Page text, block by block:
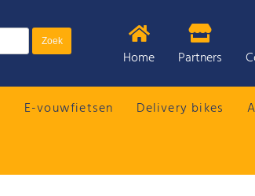
Home Partners
E-vouwfietsen Delivery bikes